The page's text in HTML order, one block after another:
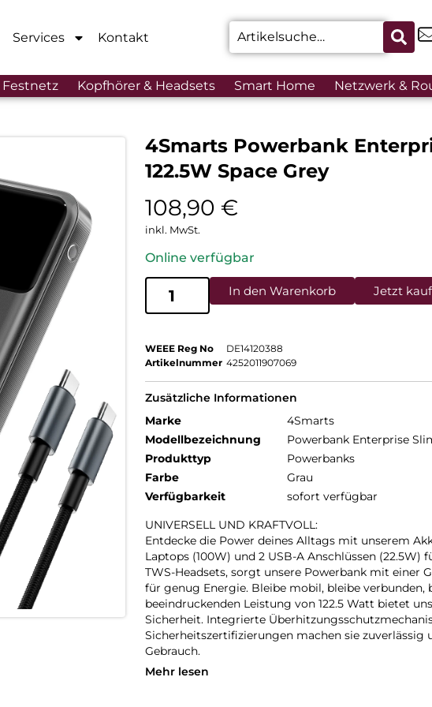
Services Kontakt
Festnetz Kopfhörer & Headsets Smart Home Netzwerk &
4Smarts Powerbank
122.5W Space Grey
108,90 €
inkl. MwSt.
Online verfügbar
In den Warenkorb Jetzt
WEEE Reg No
DE14120388
Artikelnummer 4252011907069
Zusätzliche Informationen
Marke
4Smarts
Modellbezeichnung
Powerbank Enterprise
Produkttyp
Powerbanks
Farbe
Grau
Verfügbarkeit
sofort verfügbar
UNIVERSELL UND KRAFTVOLL:
Entdecke die Power deines Alltags mit unserem
Laptops (100W) und 2 USB-A Anschlüssen (22.5W)
TWS-Headsets, sorgt unsere Powerbank mit einer
für genug Energie. Bleibe mobil, bleibe verbunden,
beeindruckenden Leistung von 122.5 Watt bietet
Sicherheit. Integrierte
Sicherheitszertifizierungen machen sie zuverlässig
Gebrauch.
HOHE KAPAZITÄT UND FLUGZEUGTAUGLICH:
Mehr lesen